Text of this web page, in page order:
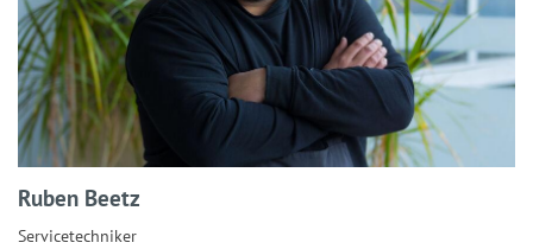
Ruben Beetz
Servicetechniker